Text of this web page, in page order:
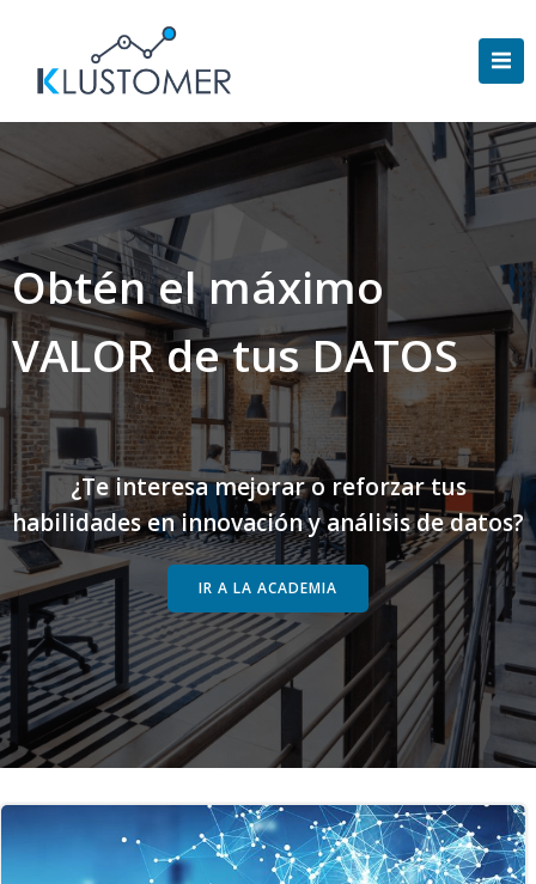
Obtén el máximo
VALOR de tus DATOS
¿Te interesa mejorar o reforzar tus
habilidades en innovación y análisis de datos?
IR A LA ACADEMIA